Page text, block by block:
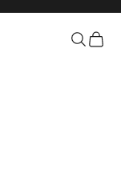
Keressen